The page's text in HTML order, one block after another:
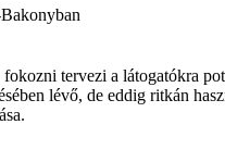
tervezi a látogatókra
lévő, de eddig ritkán